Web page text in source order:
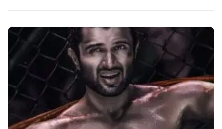
Articles
Facts
Devotional
Christianity
Hinduism
Hindi
Lyrics in Hindi – Devotional Songs
Tamil